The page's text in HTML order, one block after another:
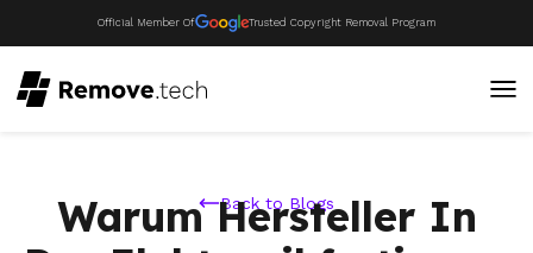
Official Member Of Trusted Copyright Removal Program
Back to Blogs
Warum Hersteller In